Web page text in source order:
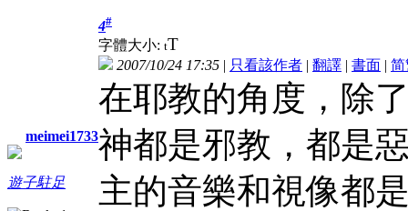
meimei1733
遊子駐足
4#
字體大小: tT
2007/10/24 17:35 | 只看該作者 | 翻譯 | 書面 | 简
在耶教的角度，除
神都是邪教，都是
主的音樂和視像都